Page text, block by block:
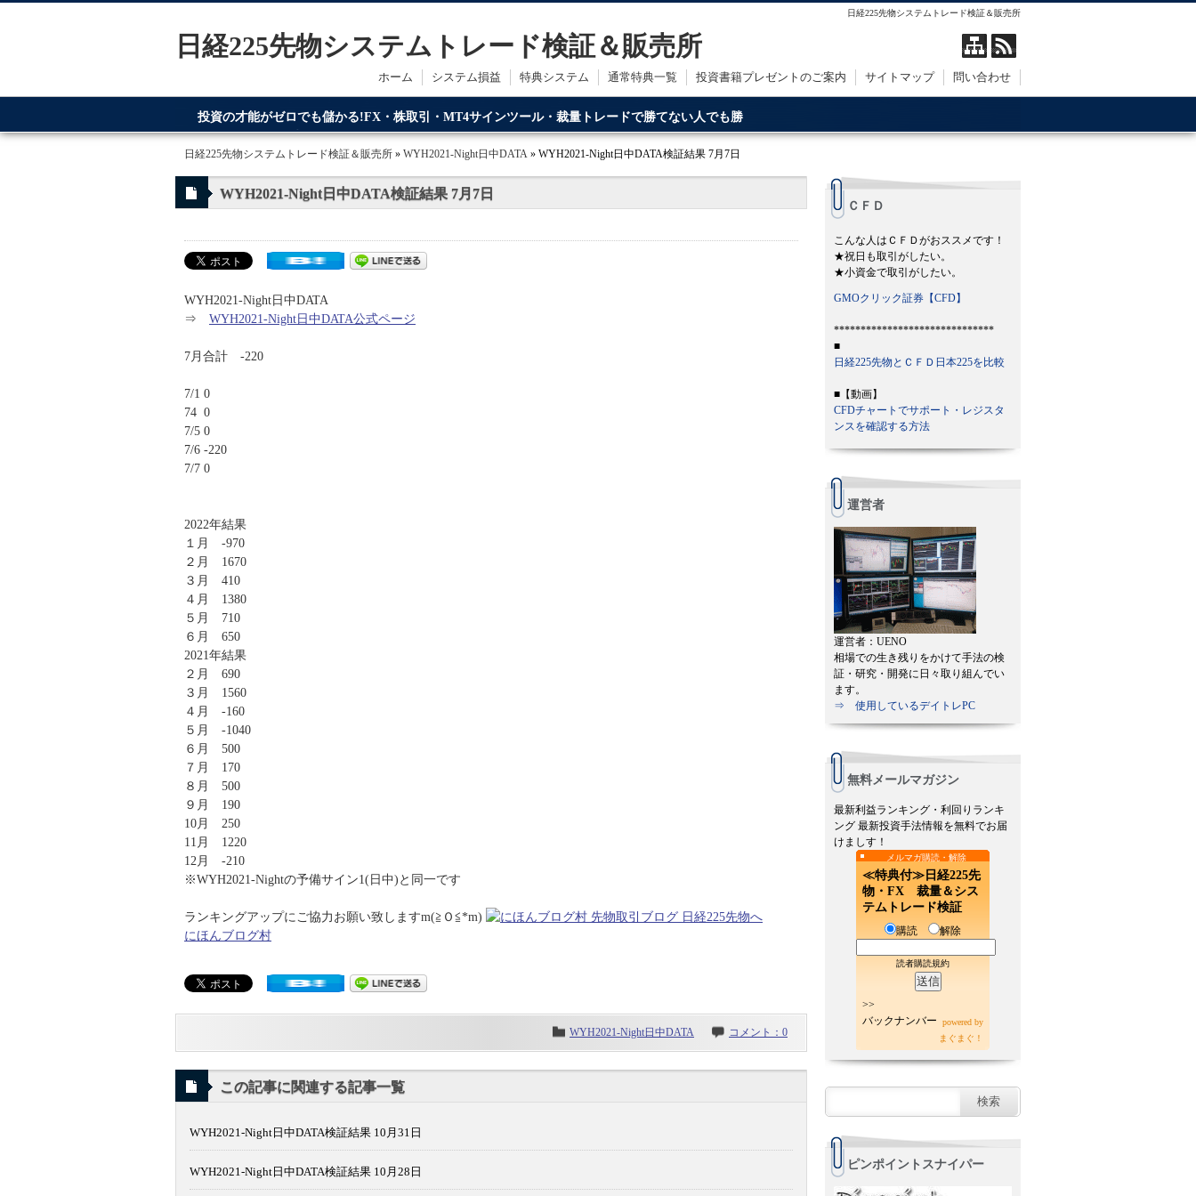
日経225先物システムトレード検証＆販売所
日経225先物システムトレード検証＆販売所
ホーム システム損益 特典システム 通常特典一覧 投資書籍プレゼントのご案内 サイトマップ 問い合わせ
投資の才能がゼロでも儲かる!FX・株取引・MT4サインツール・裁量トレードで勝てない人でも勝
てるのが日経225先物システムトレードです。
日経225先物システムトレード検証＆販売所 » WYH2021-Night日中DATA » WYH2021-Night日中DATA検証結果 7月7日
WYH2021-Night日中DATA検証結果 7月7日
WYH2021-Night日中DATA
⇒ WYH2021-Night日中DATA公式ページ
7月合計 -220
7/1 0
74 0
7/5 0
7/6 -220
7/7 0
2022年結果
１月 -970
２月 1670
３月 410
４月 1380
５月 710
６月 650
2021年結果
２月 690
３月 1560
４月 -160
５月 -1040
６月 500
７月 170
８月 500
９月 190
10月 250
11月 1220
12月 -210
※WYH2021-Nightの予備サイン1(日中)と同一です
ランキングアップにご協力お願い致しますm(≧Ｏ≦*m)
にほんブログ村
WYH2021-Night日中DATA コメント：0
この記事に関連する記事一覧
WYH2021-Night日中DATA検証結果 10月31日
WYH2021-Night日中DATA検証結果 10月28日
ＣＦＤ
こんな人はＣＦＤがおススメです！
★祝日も取引がしたい。
★小資金で取引がしたい。
GMOクリック証券【CFD】
******************************
■
日経225先物とＣＦＤ日本225を比較
■【動画】
CFDチャートでサポート・レジスタ
ンスを確認する方法
運営者
運営者：UENO
相場での生き残りをかけて手法の検
証・研究・開発に日々取り組んでい
ます。
⇒ 使用しているデイトレPC
無料メールマガジン
最新利益ランキング・利回りランキ
ング 最新投資手法情報を無料でお届
けましす！
メルマガ購読・解除
≪特典付≫日経225先
物・FX 裁量＆シス
テムトレード検証
購読 解除
読者購読規約
>>
バックナンバー
powered by
まぐまぐ！
ピンポイントスナイパー